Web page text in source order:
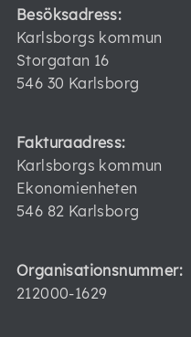
Besöksadress:
Karlsborgs kommun
Storgatan 16
546 30 Karlsborg
Fakturaadress:
Karlsborgs kommun
Ekonomienheten
546 82 Karlsborg
Organisationsnummer:
212000-1629